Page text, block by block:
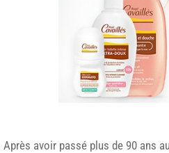
Après avoir passé plus de 90 ans